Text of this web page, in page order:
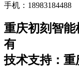
手机：18983184488
重庆初刻智
有
技术支持：